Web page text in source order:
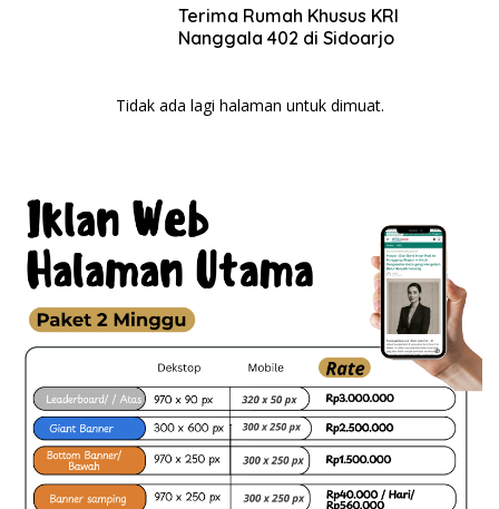
Terima Rumah Khusus KRI
Nanggala 402 di Sidoarjo
Tidak ada lagi halaman untuk dimuat.